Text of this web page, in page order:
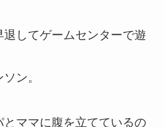
退してゲームセンターで遊
ン。
とママに腹を立てているの